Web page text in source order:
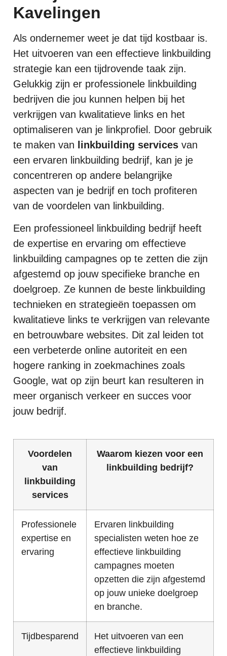
Kavelingen
Als ondernemer weet je dat tijd kostbaar is.
Het uitvoeren van een effectieve linkbuilding
strategie kan een tijdrovende taak zijn.
Gelukkig zijn er professionele linkbuilding
bedrijven die jou kunnen helpen bij het
verkrijgen van kwalitatieve links en het
optimaliseren van je linkprofiel. Door gebruik
te maken van
linkbuilding services van
een ervaren linkbuilding bedrijf, kan je je
concentreren op andere belangrijke
aspecten van je bedrijf en toch profiteren
van de voordelen van linkbuilding.
Een professioneel linkbuilding bedrijf heeft
de expertise en ervaring om effectieve
linkbuilding campagnes op te zetten die zijn
afgestemd op jouw specifieke branche en
doelgroep. Ze kunnen de beste linkbuilding
technieken en strategieën toepassen om
kwalitatieve links te verkrijgen van relevante
en betrouwbare websites. Dit zal leiden tot
een verbeterde online autoriteit en een
hogere ranking in zoekmachines zoals
Google, wat op zijn beurt kan resulteren in
meer organisch verkeer en succes voor
jouw bedrijf.
Voordelen
van
linkbuilding
services
Waarom kiezen voor een
linkbuilding bedrijf?
Professionele
expertise en
ervaring
Ervaren linkbuilding
specialisten weten hoe ze
effectieve linkbuilding
campagnes moeten
opzetten die zijn afgestemd
op jouw unieke doelgroep
en branche.
Tijdbesparend
Het uitvoeren van een
effectieve linkbuilding